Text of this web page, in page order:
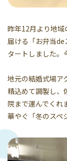
昨年12月より地
届ける「お弁当
タートしました。
地元の結婚式場ア
精込めて調製し、
院まで運んでくれ
華やぐ「冬のスペ